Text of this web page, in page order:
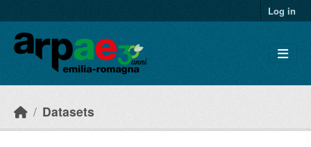
Log in
Datasets